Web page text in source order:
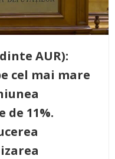
AUR):
cel mai mare
de 11%.